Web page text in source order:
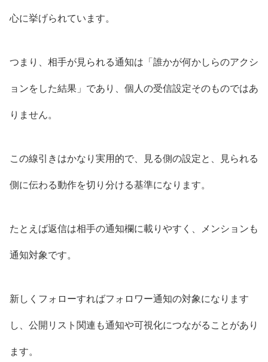
心に挙げられています。
つまり、相手が見られる通知は「誰かが何かしらのアクシ
ョンをした結果」であり、個人の受信設定そのものではあ
りません。
この線引きはかなり実用的で、見る側の設定と、見られる
側に伝わる動作を切り分ける基準になります。
たとえば返信は相手の通知欄に載りやすく、メンションも
通知対象です。
新しくフォローすればフォロワー通知の対象になります
し、公開リスト関連も通知や可視化につながることがあり
ます。